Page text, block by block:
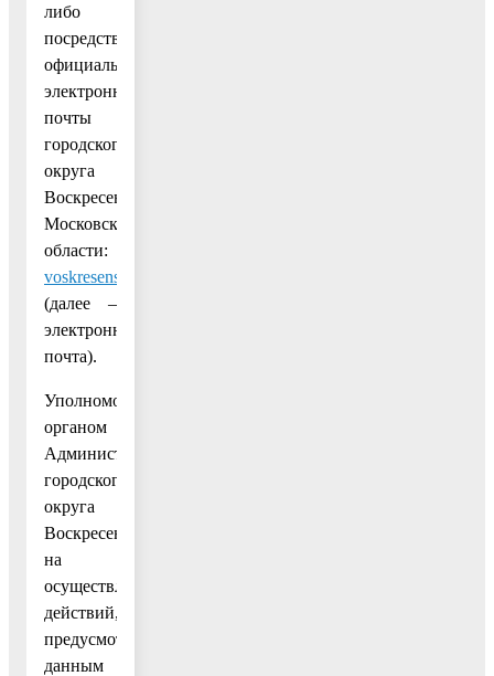
либо
посредством
официальной
электронной
почты
городского
округа
Воскресенск
Московской
области:
voskresenskgo@mosreg.ru
(далее –
электронная
почта).
Уполномоченным
органом
Администрации
городского
округа
Воскресенск
на
осуществление
действий,
предусмотренных
данным